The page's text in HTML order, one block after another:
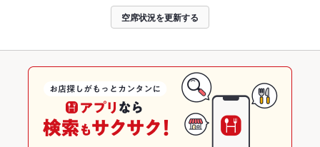
空席状況を更新する